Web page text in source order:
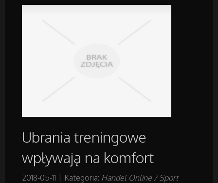
Placówki Edukacyjne
Kursy i Szkolenia
Książki, Czasopisma
Handel Online
Ubrania treningowe
wpływają na komfort
2018-05-11 Kategoria: Handel Online / Sport